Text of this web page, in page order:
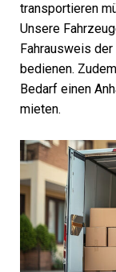
transportieren
Unsere
Fahrausweis
bedienen.
Bedarf einen
mieten.